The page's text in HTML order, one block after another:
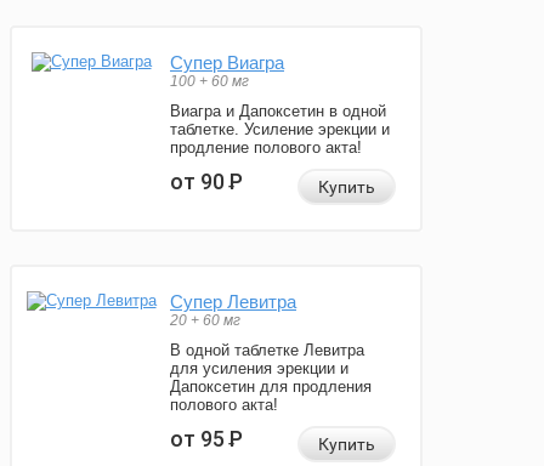
Супер Виагра
100 + 60 мг
Виагра и Дапоксетин в одной
таблетке. Усиление эрекции и
продление полового акта!
от 90Р Купить
Супер Левитра
20 + 60 мг
В одной таблетке Левитра
для усиления эрекции и
Дапоксетин для продления
полового акта!
от 95Р Купить